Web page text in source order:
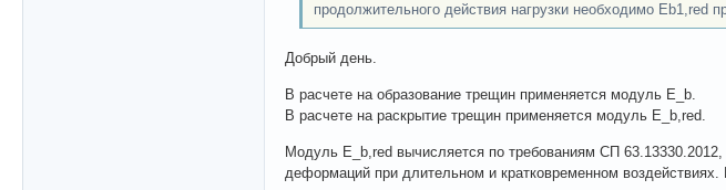
продолжительного действия нагрузки необходимо Eb1,red
Добрый день.
В расчете на образование трещин применяется модуль E_b.
В расчете на раскрытие трещин применяется модуль E_b,red.
Модуль E_b,red вычисляется по требованиям СП
деформаций при длительном и кратковременном воздействиях.